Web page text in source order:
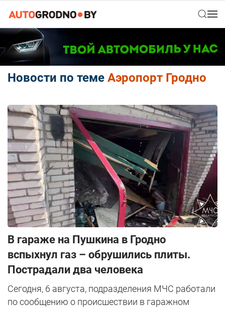
Новости по теме Аэропорт Гродно
В гараже на Пушкина в Гродно
вспыхнул газ – обрушились плиты.
Пострадали два человека
Сегодня, 6 августа, подразделения МЧС работали
по сообщению о происшествии в гаражном